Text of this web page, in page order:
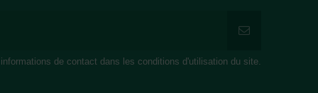
de contact dans les conditions d'utilisation du site.